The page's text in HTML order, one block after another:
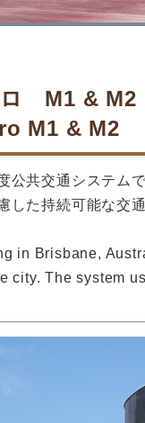
ロ M1 & M2
M1 & M2
共交通システム
た持続可能な交
in Brisbane,
city. The system